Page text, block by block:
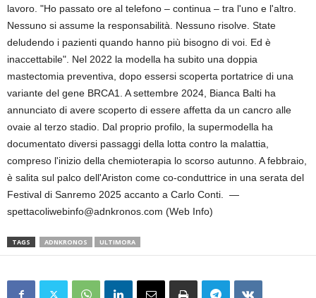
lavoro. "Ho passato ore al telefono – continua – tra l'uno e l'altro.
Nessuno si assume la responsabilità. Nessuno risolve. State
deludendo i pazienti quando hanno più bisogno di voi. Ed è
inaccettabile". Nel 2022 la modella ha subito una doppia
mastectomia preventiva, dopo essersi scoperta portatrice di una
variante del gene BRCA1. A settembre 2024, Bianca Balti ha
annunciato di avere scoperto di essere affetta da un cancro alle
ovaie al terzo stadio. Dal proprio profilo, la supermodella ha
documentato diversi passaggi della lotta contro la malattia,
compreso l'inizio della chemioterapia lo scorso autunno. A febbraio,
è salita sul palco dell'Ariston come co-conduttrice in una serata del
Festival di Sanremo 2025 accanto a Carlo Conti. —
spettacoliwebinfo@adnkronos.com (Web Info)
TAGS ADNKRONOS ULTIMORA